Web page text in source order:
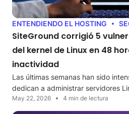
ENTENDIENDO EL HOSTING
SiteGround corrigió 5
del kernel de Linux en 48
inactividad
Las últimas semanas han sido
dedican a administrar servidores
May 22, 2026 4 min de lectura